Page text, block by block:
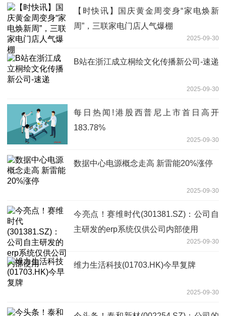
【时快讯】国庆黄金周变身“家电焕新
周”，三联家电门店人气爆棚
2025-09-30
B站在浙江成立桐绘文化传播新公司-速递
2025-09-30
每日热闻!港股西普尼上市首日高开
183.78%
2025-09-30
数据中心电源概念走高 新雷能20%涨停
2025-09-30
今亮点！赛维时代(301381.SZ)：公司自
主研发的erp系统仅供公司内部使用
2025-09-30
维力生活科技(01703.HK)今早复牌
2025-09-30